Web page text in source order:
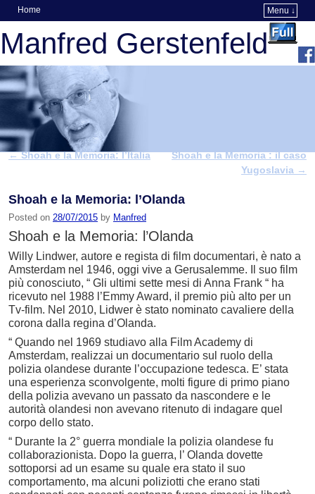
Home
Menu ↓
Manfred Gerstenfeld
Post navigation
←Shoah e la Memoria: l’Italia
Shoah e la Memoria : il caso
Yugoslavia →
Shoah e la Memoria: l’Olanda
Posted on 28/07/2015 by Manfred
Shoah e la Memoria: l’Olanda
Willy Lindwer, autore e regista di film documentari, è nato a
Amsterdam nel 1946, oggi vive a Gerusalemme. Il suo film
più conosciuto, “ Gli ultimi sette mesi di Anna Frank “ ha
ricevuto nel 1988 l’Emmy Award, il premio più alto per un
Tv-film. Nel 2010, Lidwer è stato nominato cavaliere della
corona dalla regina d’Olanda.
“ Quando nel 1969 studiavo alla Film Academy di
Amsterdam, realizzai un documentario sul ruolo della
polizia olandese durante l’occupazione tedesca. E’ stata
una esperienza sconvolgente, molti figure di primo piano
della polizia avevano un passato da nascondere e le
autorità olandesi non avevano ritenuto di indagare quel
corpo dello stato.
“ Durante la 2° guerra mondiale la polizia olandese fu
collaborazionista. Dopo la guerra, l’ Olanda dovette
sottoporsi ad un esame su quale era stato il suo
comportamento, ma alcuni poliziotti che erano stati